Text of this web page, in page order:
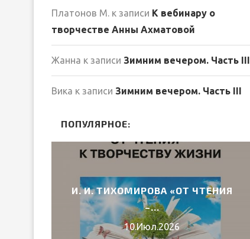
Платонов М. к записи К вебинару о
творчестве Анны Ахматовой
Жанна к записи Зимним вечером. Часть III
Вика к записи Зимним вечером. Часть III
ПОПУЛЯРНОЕ:
И. И. ТИХОМИРОВА «ОТ ЧТЕНИЯ
–...
10.Июл.2026